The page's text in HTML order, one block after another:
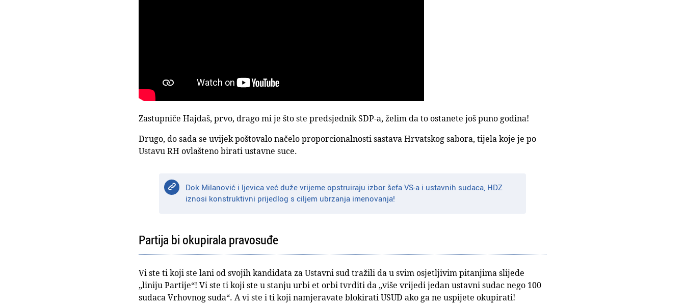
Zastupniče Hajdaš, prvo, drago mi je što ste predsjednik SDP-a, želim da to ostanete još puno godina!
Drugo, do sada se uvijek poštovalo načelo proporcionalnosti sastava Hrvatskog sabora, tijela koje je po
Ustavu RH ovlašteno birati ustavne suce.
Dok Milanović i ljevica već duže vrijeme opstruiraju izbor šefa VS-a i ustavnih sudaca, HDZ
iznosi konstruktivni prijedlog s ciljem ubrzanja imenovanja!
Partija bi okupirala pravosuđe
Vi ste ti koji ste lani od svojih kandidata za Ustavni sud tražili da u svim osjetljivim pitanjima slijede
„liniju Partije“! Vi ste ti koji ste u stanju urbi et orbi tvrditi da „više vrijedi jedan ustavni sudac nego 100
sudaca Vrhovnog suda“. A vi ste i ti koji namjeravate blokirati USUD ako ga ne uspijete okupirati!